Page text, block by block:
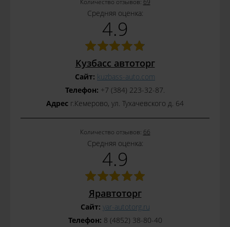
Средняя оценка:
4.9
Кузбасс автоторг
Сайт: kuzbass-auto.com
Телефон: +7 (384) 223-32-87.
Адрес г.Кемерово, ул. Тухачевского д. 64
Количество отзывов: 66
Средняя оценка:
4.9
Яравтоторг
Сайт: yar-autotorg.ru
Телефон: 8 (4852) 38-80-40